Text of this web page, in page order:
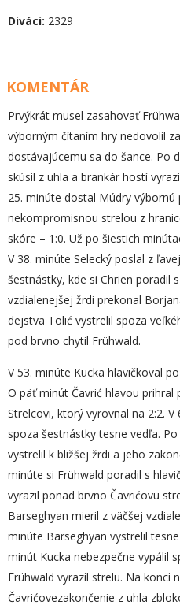
Diváci: 2329
KOMENTÁR
Prvýkrát musel zasahovať
výborným čítaním hry nedovolil
dostávajúcemu sa do šance. Po
skúsil z uhla a brankár hostí
25. minúte dostal Múdry výbornú
nekompromisnou strelou z
skóre – 1:0. Už po šiestich
V 38. minúte Selecký poslal z
šestnástky, kde si Chrien poradil
vzdialenejšej žrdi prekonal
dejstva Tolić vystrelil spoza
pod brvno chytil Frühwald.
V 53. minúte Kucka hlavičkoval
O päť minút Čavrić hlavou prihral
Strelcovi, ktorý vyrovnal na 2:2.
spoza šestnástky tesne vedľa.
vystrelil k bližšej žrdi a jeho
minúte si Frühwald poradil s
vyrazil ponad brvno Čavrićovu
Barseghyan mieril z väčšej
minúte Barseghyan vystrelil
minút Kucka nebezpečne vypálil
Frühwald vyrazil strelu. Na konci
Čavrićovezakončenie z uhla